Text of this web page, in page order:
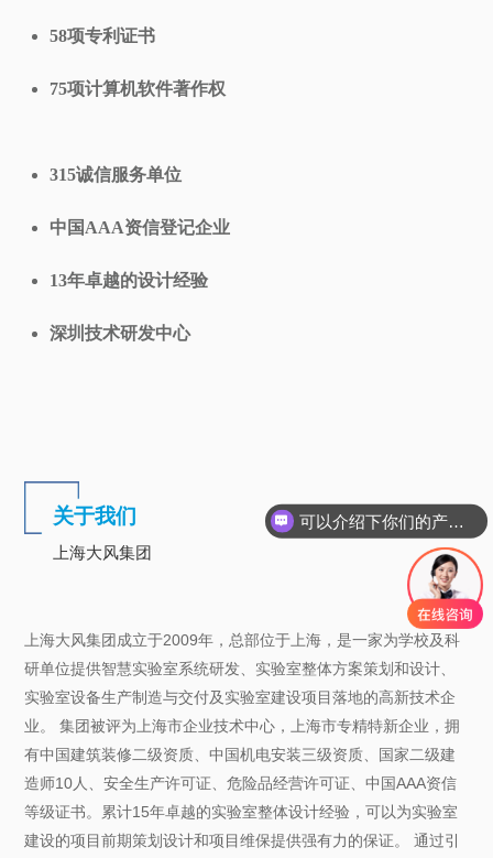
58项专利证书
75项计算机软件著作权
315诚信服务单位
中国AAA资信登记企业
13年卓越的设计经验
深圳技术研发中心
关于我们
上海大风集团
上海大风集团成立于2009年，总部位于上海，是一家为学校及科
研单位提供智慧实验室系统研发、实验室整体方案策划和设计、
实验室设备生产制造与交付及实验室建设项目落地的高新技术企
业。 集团被评为上海市企业技术中心，上海市专精特新企业，拥
有中国建筑装修二级资质、中国机电安装三级资质、国家二级建
造师10人、安全生产许可证、危险品经营许可证、中国AAA资信
等级证书。累计15年卓越的实验室整体设计经验，可以为实验室
建设的项目前期策划设计和项目维保提供强有力的保证。 通过引
可以介绍下你们的产品么